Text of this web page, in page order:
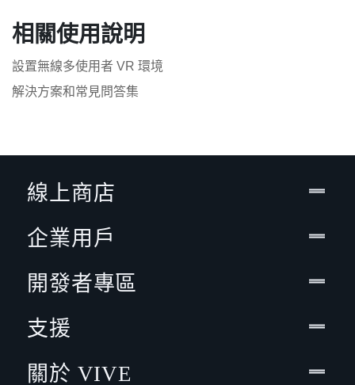
相關使用說明
設置無線多使用者 VR 環境
解決方案和常見問答集
線上商店
企業用戶
開發者專區
支援
關於 VIVE